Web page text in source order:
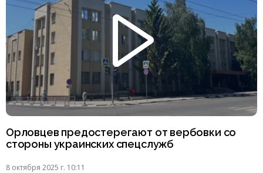
Орловцев предостерегают от вербовки со
стороны украинских спецслужб
8 октября 2025 г. 10:11